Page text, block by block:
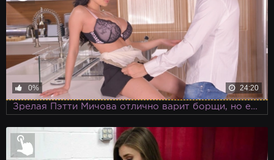
0% 24:20
Зрелая Пэтти Мичова отлично варит борщи, но еще лучше делает минет и трахается, тряся своими большими сиськами